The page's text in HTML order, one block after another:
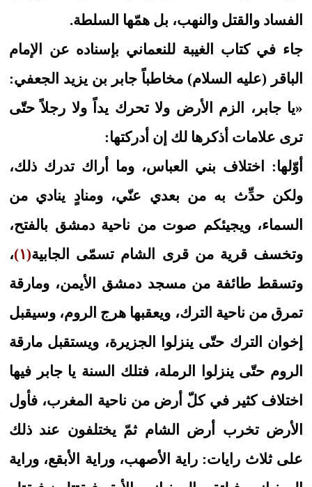
الفساد والقتل والنهب، بل همّها السلطة.
جاء في كتاب الغيبة للنعماني بإسناده عن الإمام
الباقر (عليه السلام) مخاطباً جابر بن يزيد الجعفي:
«يا جابر، الزم الأرض ولا تحرك يداً ولا رجلاً حتّى
ترى علامات أذكرها لك إن أدركتها:
أوّلها: اختلاف بني العباس، وما أراك تدرك ذلك،
ولكن حدِّث به من بعدي عنّي، ومنادٍ ينادي من
السماء، ويجيئكم صوت من ناحية دمشق بالفتح،
وتخسف قرية من قرى الشام تسمّى الجابية(١)
،
وتسقط طائفة من مسجد دمشق الأيمن، ومارقة
تمرق من ناحية الترك، ويعقبها هرج الروم، وسيقبل
إخوان الترك حتّى ينزلوا الجزيرة، ويستقبل مارقة
الروم حتّى ينزلوا الرملة، فتلك السنة يا جابر فيها
اختلاف كثير في كلّ أرض من ناحية المغرب، فأول
الأرض تخرب أرض الشام ثمّ يختلفون عند ذلك
على ثلاث رايات: راية الأصهب، وراية الأبقع، وراية